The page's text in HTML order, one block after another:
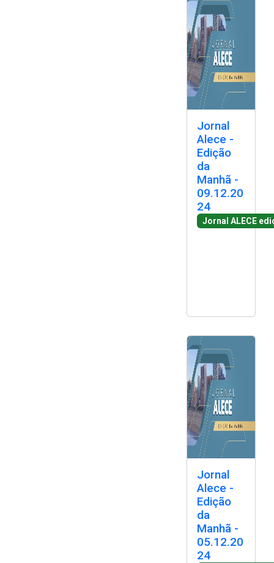
Jornal
Alece -
Edição
da
Manhã -
09.12.20
24
Jornal ALECE
Jornal
Alece -
Edição
da
Manhã -
05.12.20
24